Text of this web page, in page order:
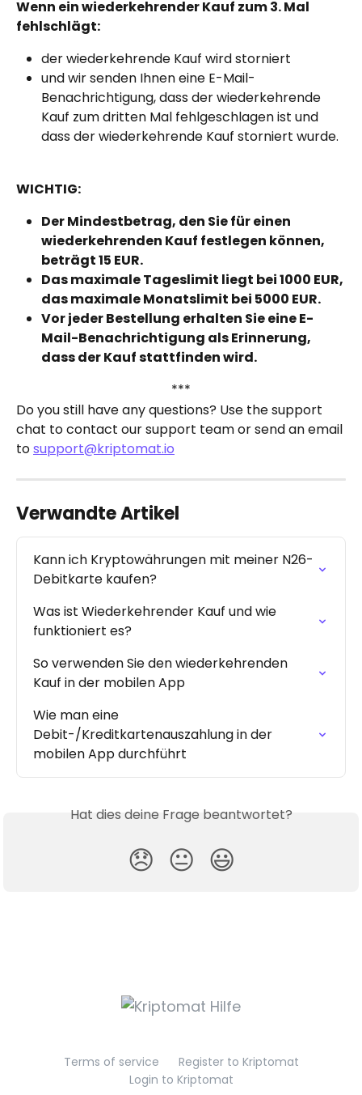
Wenn ein wiederkehrender Kauf zum 3. Mal
fehlschlägt:
der wiederkehrende Kauf wird storniert
und wir senden Ihnen eine E-Mail-
Benachrichtigung, dass der wiederkehrende
Kauf zum dritten Mal fehlgeschlagen ist und
dass der wiederkehrende Kauf storniert wurde.
WICHTIG:
Der Mindestbetrag, den Sie für einen
wiederkehrenden Kauf festlegen können,
beträgt 15 EUR.
Das maximale Tageslimit liegt bei 1000 EUR,
das maximale Monatslimit bei 5000 EUR.
Vor jeder Bestellung erhalten Sie eine E-
Mail-Benachrichtigung als Erinnerung,
dass der Kauf stattfinden wird.
***
Do you still have any questions? Use the support
chat to contact our support team or send an email
to support@kriptomat.io
Verwandte Artikel
Kann ich Kryptowährungen mit meiner N26-
Debitkarte kaufen?
Was ist Wiederkehrender Kauf und wie
funktioniert es?
So verwenden Sie den wiederkehrenden
Kauf in der mobilen App
Wie man eine
Debit-/Kreditkartenauszahlung in der
mobilen App durchführt
Hat dies deine Frage beantwortet?
😞 😐 😃
Terms of service
Register to Kriptomat
Login to Kriptomat